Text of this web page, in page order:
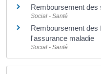
Remboursement des
Social - Santé
Remboursement des
l'assurance maladie
Social - Santé